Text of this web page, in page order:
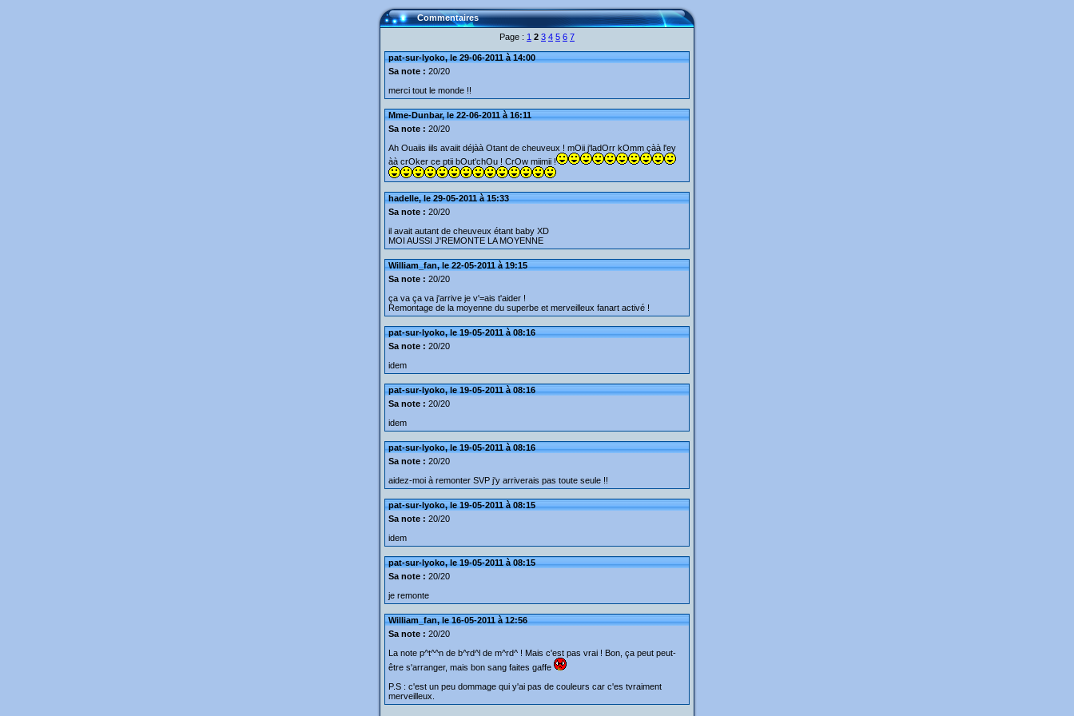
Commentaires
Page : 1 2 3 4 5 6 7
pat-sur-lyoko, le 29-06-2011 à 14:00
Sa note : 20/20
merci tout le monde !!
Mme-Dunbar, le 22-06-2011 à 16:11
Sa note : 20/20
Ah Ouaiis iils avaiit déjàà Otant de cheuveux ! mOii j'ladOrr kOmm çàà l'ey
àà crOker ce ptii bOut'chOu ! CrOw miimii !
hadelle, le 29-05-2011 à 15:33
Sa note : 20/20
il avait autant de cheuveux étant baby XD
MOI AUSSI J'REMONTE LA MOYENNE
William_fan, le 22-05-2011 à 19:15
Sa note : 20/20
ça va ça va j'arrive je v'=ais t'aider !
Remontage de la moyenne du superbe et merveilleux fanart activé !
pat-sur-lyoko, le 19-05-2011 à 08:16
Sa note : 20/20
idem
pat-sur-lyoko, le 19-05-2011 à 08:16
Sa note : 20/20
idem
pat-sur-lyoko, le 19-05-2011 à 08:16
Sa note : 20/20
aidez-moi à remonter SVP j'y arriverais pas toute seule !!
pat-sur-lyoko, le 19-05-2011 à 08:15
Sa note : 20/20
idem
pat-sur-lyoko, le 19-05-2011 à 08:15
Sa note : 20/20
je remonte
William_fan, le 16-05-2011 à 12:56
Sa note : 20/20
La note p^t^^n de b^rd^l de m^rd^ ! Mais c'est pas vrai ! Bon, ça peut peut-
être s'arranger, mais bon sang faites gaffe
P.S : c'est un peu dommage qui y'ai pas de couleurs car c'es tvraiment
merveilleux.